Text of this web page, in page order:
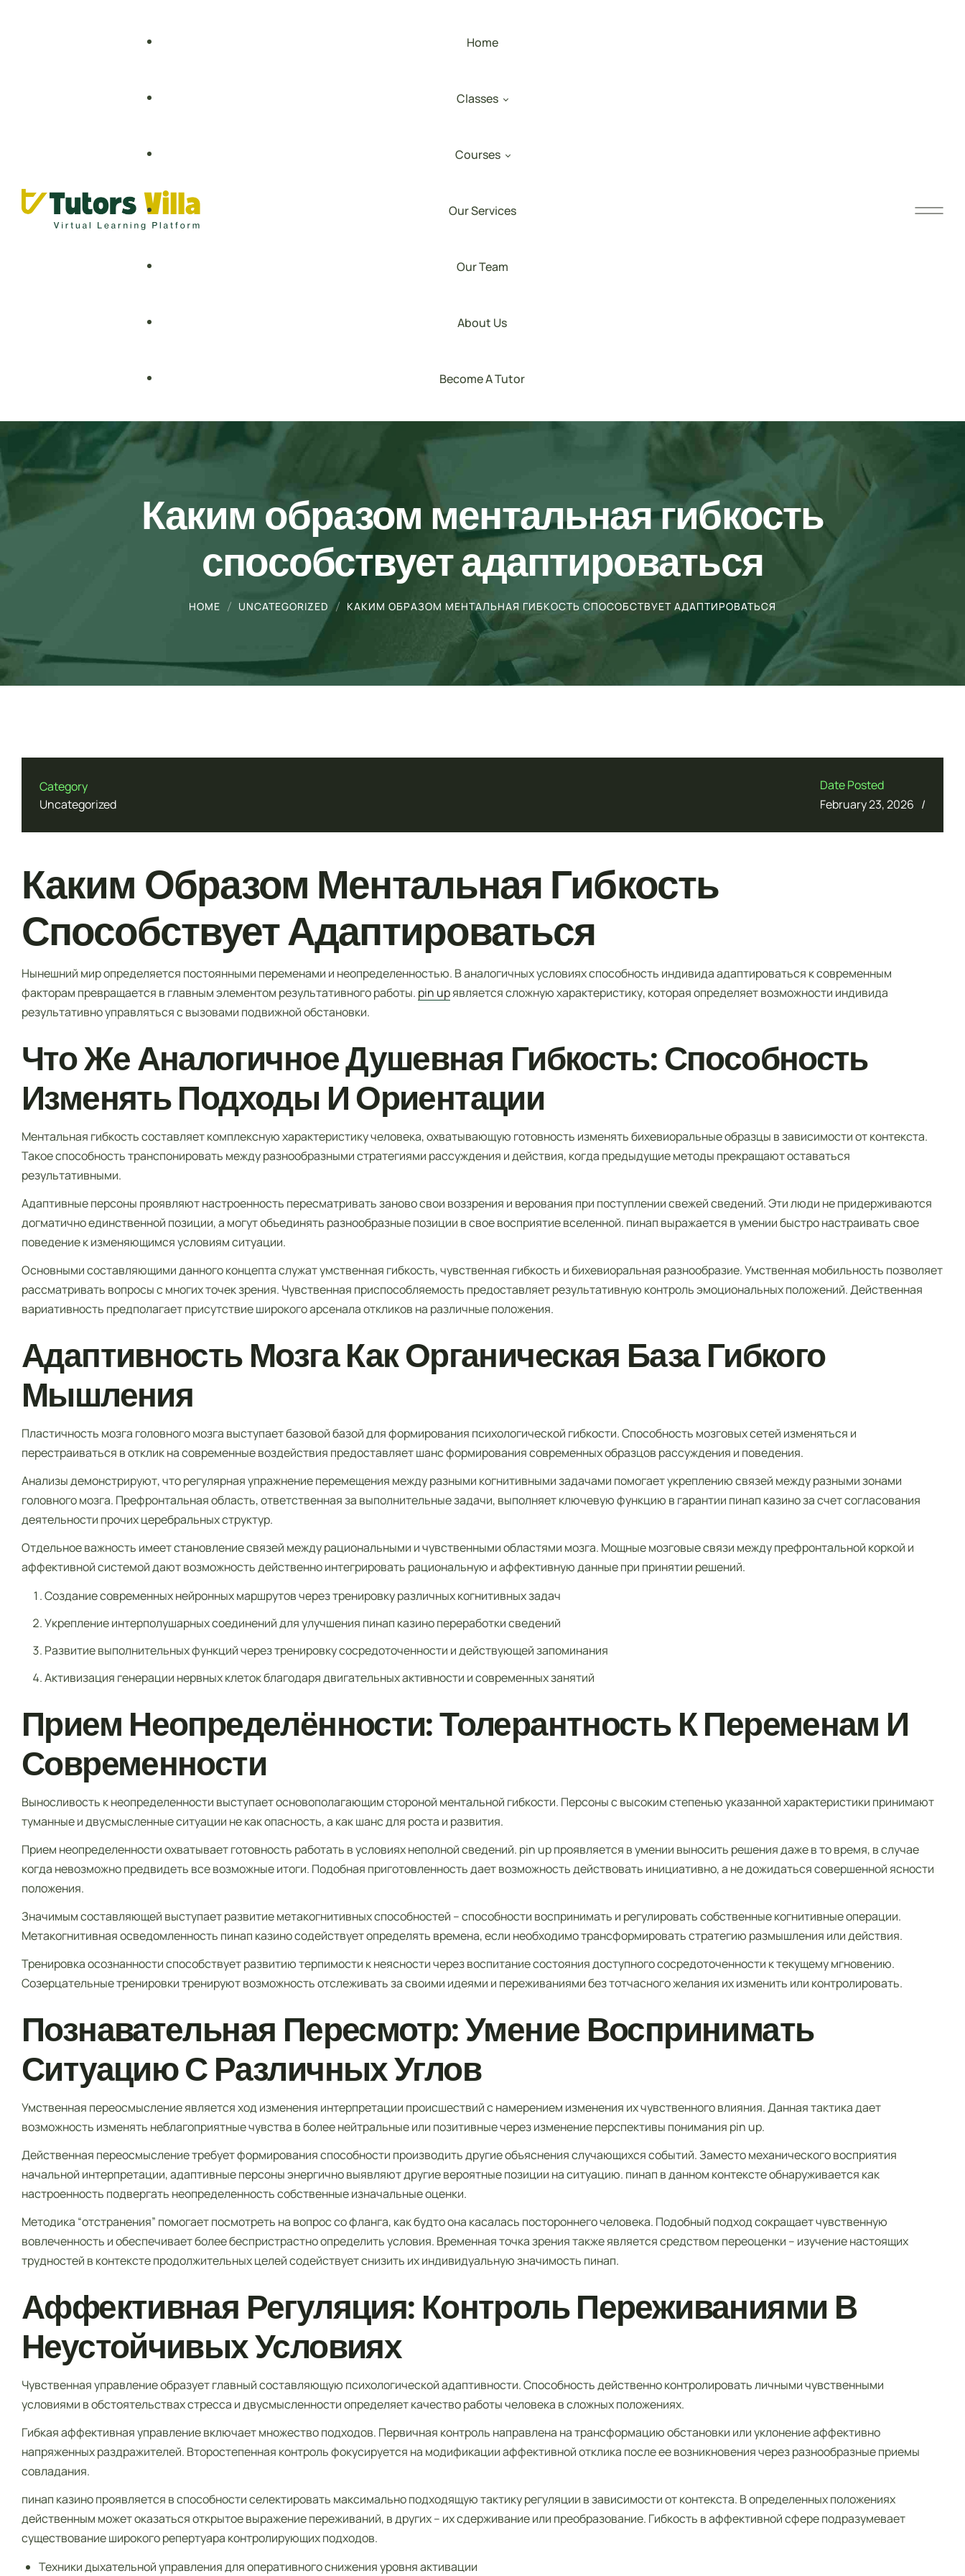
Home
Classes
Grade 9 – 12
IELTS/TOEFL
Courses
Cell Biology
Cyber Security
Data Science & Machine Learning
Digital Marketing
English
Forensic Medicine & Toxicology
Our Services
Our Team
About Us
Become A Tutor
Каким образом ментальная гибкость
способствует адаптироваться
HOME UNCATEGORIZED КАКИМ ОБРАЗОМ МЕНТАЛЬНАЯ ГИБКОСТЬ СПОСОБСТВУЕТ АДАПТИРОВАТЬСЯ
Category
Uncategorized
Date Posted
February 23, 2026 /
Каким Образом Ментальная Гибкость
Способствует Адаптироваться
Нынешний мир определяется постоянными переменами и неопределенностью. В аналогичных условиях способность индивида адаптироваться к современным
факторам превращается в главным элементом результативного работы. pin upявляется сложную характеристику, которая определяет возможности индивида
результативно управляться с вызовами подвижной обстановки.
Что Же Аналогичное Душевная Гибкость: Способность
Изменять Подходы И Ориентации
Ментальная гибкость составляет комплексную характеристику человека, охватывающую готовность изменять бихевиоральные образцы в зависимости от контекста.
Такое способность транспонировать между разнообразными стратегиями рассуждения и действия, когда предыдущие методы прекращают оставаться
результативными.
Адаптивные персоны проявляют настроенность пересматривать заново свои воззрения и верования при поступлении свежей сведений. Эти люди не придерживаются
догматично единственной позиции, а могут объединять разнообразные позиции в свое восприятие вселенной. пинап выражается в умении быстро настраивать свое
поведение к изменяющимся условиям ситуации.
Основными составляющими данного концепта служат умственная гибкость, чувственная гибкость и бихевиоральная разнообразие. Умственная мобильность позволяет
рассматривать вопросы с многих точек зрения. Чувственная приспособляемость предоставляет результативную контроль эмоциональных положений. Действенная
вариативность предполагает присутствие широкого арсенала откликов на различные положения.
Адаптивность Мозга Как Органическая База Гибкого
Мышления
Пластичность мозга головного мозга выступает базовой базой для формирования психологической гибкости. Способность мозговых сетей изменяться и
перестраиваться в отклик на современные воздействия предоставляет шанс формирования современных образцов рассуждения и поведения.
Анализы демонстрируют, что регулярная упражнение перемещения между разными когнитивными задачами помогает укреплению связей между разными зонами
головного мозга. Префронтальная область, ответственная за выполнительные задачи, выполняет ключевую функцию в гарантии пинап казино за счет согласования
деятельности прочих церебральных структур.
Отдельное важность имеет становление связей между рациональными и чувственными областями мозга. Мощные мозговые связи между префронтальной коркой и
аффективной системой дают возможность действенно интегрировать рациональную и аффективную данные при принятии решений.
Создание современных нейронных маршрутов через тренировку различных когнитивных задач
Укрепление интерполушарных соединений для улучшения пинап казино переработки сведений
Развитие выполнительных функций через тренировку сосредоточенности и действующей запоминания
Активизация генерации нервных клеток благодаря двигательных активности и современных занятий
Прием Неопределённости: Толерантность К Переменам И
Современности
Выносливость к неопределенности выступает основополагающим стороной ментальной гибкости. Персоны с высоким степенью указанной характеристики принимают
туманные и двусмысленные ситуации не как опасность, а как шанс для роста и развития.
Прием неопределенности охватывает готовность работать в условиях неполной сведений. pin up проявляется в умении выносить решения даже в то время, в случае
когда невозможно предвидеть все возможные итоги. Подобная приготовленность дает возможность действовать инициативно, а не дожидаться совершенной ясности
положения.
Значимым составляющей выступает развитие метакогнитивных способностей – способности воспринимать и регулировать собственные когнитивные операции.
Метакогнитивная осведомленность пинап казино содействует определять времена, если необходимо трансформировать стратегию размышления или действия.
Тренировка осознанности способствует развитию терпимости к неясности через воспитание состояния доступного сосредоточенности к текущему мгновению.
Созерцательные тренировки тренируют возможность отслеживать за своими идеями и переживаниями без тотчасного желания их изменить или контролировать.
Познавательная Пересмотр: Умение Воспринимать
Ситуацию С Различных Углов
Умственная переосмысление является ход изменения интерпретации происшествий с намерением изменения их чувственного влияния. Данная тактика дает
возможность изменять неблагоприятные чувства в более нейтральные или позитивные через изменение перспективы понимания pin up.
Действенная переосмысление требует формирования способности производить другие объяснения случающихся событий. Заместо механического восприятия
начальной интерпретации, адаптивные персоны энергично выявляют другие вероятные позиции на ситуацию. пинап в данном контексте обнаруживается как
настроенность подвергать неопределенность собственные изначальные оценки.
Методика “отстранения” помогает посмотреть на вопрос со фланга, как будто она касалась постороннего человека. Подобный подход сокращает чувственную
вовлеченность и обеспечивает более беспристрастно определить условия. Временная точка зрения также является средством переоценки – изучение настоящих
трудностей в контексте продолжительных целей содействует снизить их индивидуальную значимость пинап.
Аффективная Регуляция: Контроль Переживаниями В
Неустойчивых Условиях
Чувственная управление образует главный составляющую психологической адаптивности. Способность действенно контролировать личными чувственными
условиями в обстоятельствах стресса и двусмысленности определяет качество работы человека в сложных положениях.
Гибкая аффективная управление включает множество подходов. Первичная контроль направлена на трансформацию обстановки или уклонение аффективно
напряженных раздражителей. Второстепенная контроль фокусируется на модификации аффективной отклика после ее возникновения через разнообразные приемы
совладания.
пинап казино проявляется в способности селектировать максимально подходящую тактику регуляции в зависимости от контекста. В определенных положениях
действенным может оказаться открытое выражение переживаний, в других – их сдерживание или преобразование. Гибкость в аффективной сфере подразумевает
существование широкого репертуара контролирующих подходов.
Техники дыхательной управления для оперативного снижения уровня активации